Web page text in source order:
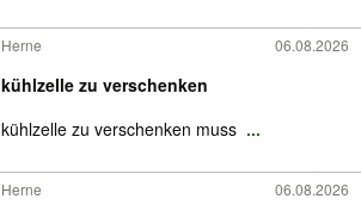
Herne 06.08.2026
kühlzelle zu verschenken
kühlzelle zu verschenken muss ...
Herne 06.08.2026